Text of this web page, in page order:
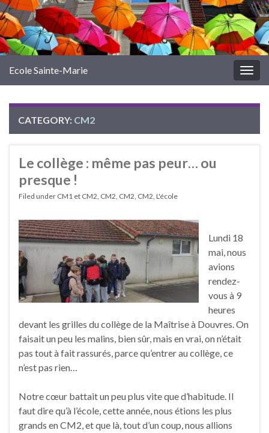
Ecole Sainte-Marie
CATEGORY: CM2
Le collège : même pas peur… ou
presque !
Filed under CM1 et CM2, CM2, CM2, CM2, L'école
Lundi 18
mai, nous
avions
rendez-
vous à 9
heures
devant les grilles du collège de la Maîtrise à Douvres. On
faisait un peu les malins, bien sûr, mais en vrai, on n’était
pas tout à fait rassurés, parce qu’entrer au collège, ce
n’est pas rien…
Notre cœur battait un peu plus vite que d’habitude. Il
faut dire qu’à l’école, cette année, nous étions les plus
grands en CM2, et que là, tout d’un coup, nous allions